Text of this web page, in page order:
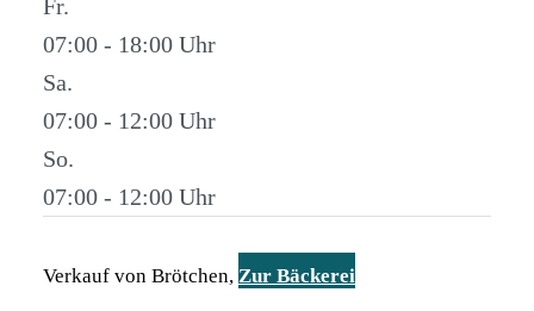
Fr.
07:00 - 18:00
Sa.
07:00 - 12:00
So.
07:00 - 12:00
Verkauf von Brötchen, Zur Bäckerei